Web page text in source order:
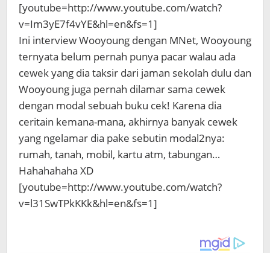
[youtube=http://www.youtube.com/watch?
v=Im3yE7f4vYE&hl=en&fs=1]
Ini interview Wooyoung dengan MNet, Wooyoung
ternyata belum pernah punya pacar walau ada
cewek yang dia taksir dari jaman sekolah dulu dan
Wooyoung juga pernah dilamar sama cewek
dengan modal sebuah buku cek! Karena dia
ceritain kemana-mana, akhirnya banyak cewek
yang ngelamar dia pake sebutin modal2nya:
rumah, tanah, mobil, kartu atm, tabungan…
Hahahahaha XD
[youtube=http://www.youtube.com/watch?
v=l31SwTPkKKk&hl=en&fs=1]